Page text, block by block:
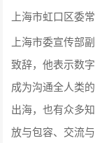
上海市虹口区委
上海市委宣传部
致辞，他表示数
成为沟通全人类
出海，也有众多
放与包容、交流